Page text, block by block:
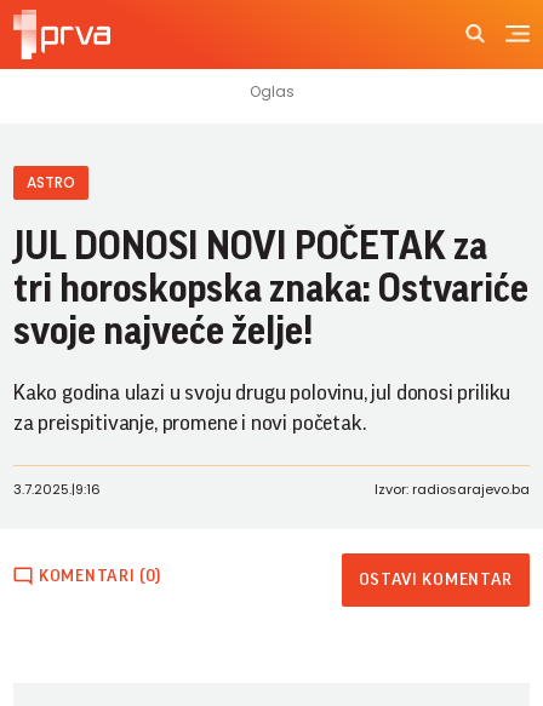
ASTRO
JUL DONOSI NOVI POČETAK za
tri horoskopska znaka: Ostvariće
svoje najveće želje!
Kako godina ulazi u svoju drugu polovinu, jul donosi priliku
za preispitivanje, promene i novi početak.
3.7.2025.|9:16 Izvor: radiosarajevo.ba
KOMENTARI (0) OSTAVI KOMENTAR